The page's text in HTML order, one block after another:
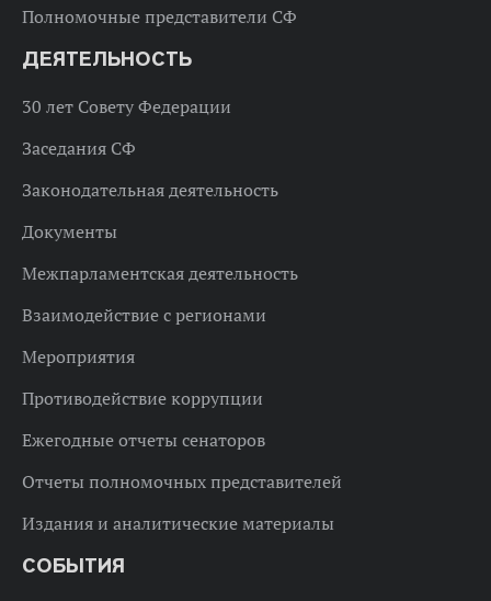
Полномочные представители СФ
ДЕЯТЕЛЬНОСТЬ
30 лет Совету Федерации
Заседания СФ
Законодательная деятельность
Документы
Межпарламентская деятельность
Взаимодействие с регионами
Мероприятия
Противодействие коррупции
Ежегодные отчеты сенаторов
Отчеты полномочных представителей
Издания и аналитические материалы
СОБЫТИЯ